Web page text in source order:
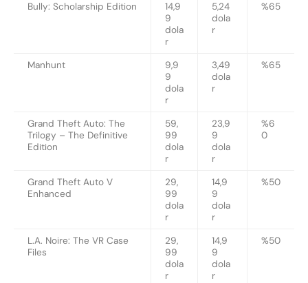
Bully: Scholarship Edition
14,9
9
dola
r
5,24
dola
r
%65
Manhunt
9,9
9
dola
r
3,49
dola
r
%65
Grand Theft Auto: The
Trilogy – The Definitive
Edition
59,
99
dola
r
23,9
9
dola
r
%6
0
Grand Theft Auto V
Enhanced
29,
99
dola
r
14,9
9
dola
r
%50
L.A. Noire: The VR Case
Files
29,
99
dola
r
14,9
9
dola
r
%50